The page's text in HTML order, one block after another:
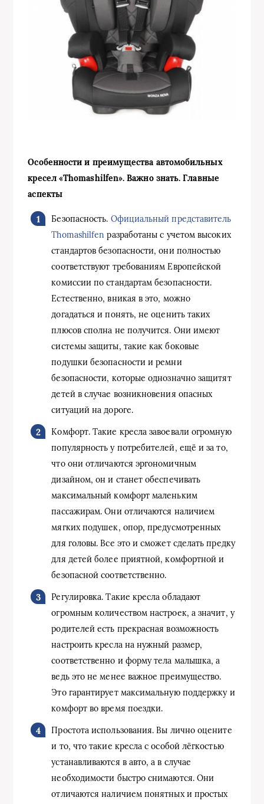
Особенности и преимущества автомобильных
кресел «Thomashilfen». Важно знать. Главные
аспекты
Безопасность. Официальный представитель
Thomashilfen разработаны с учетом высоких
стандартов безопасности, они полностью
соответствуют требованиям Европейской
комиссии по стандартам безопасности.
Естественно, вникая в это, можно
догадаться и понять, не оценить таких
плюсов сполна не получится. Они имеют
системы защиты, такие как боковые
подушки безопасности и ремни
безопасности, которые однозначно защитят
детей в случае возникновения опасных
ситуаций на дороге.
Комфорт. Такие кресла завоевали огромную
популярность у потребителей, ещё и за то,
что они отличаются эргономичным
дизайном, он и станет обеспечивать
максимальный комфорт маленьким
пассажирам. Они отличаются наличием
мягких подушек, опор, предусмотренных
для головы. Все это и сможет сделать предку
для детей более приятной, комфортной и
безопасной соответственно.
Регулировка. Такие кресла обладают
огромным количеством настроек, а значит, у
родителей есть прекрасная возможность
настроить кресла на нужный размер,
соответственно и форму тела малышка, а
ведь это не менее важное преимущество.
Это гарантирует максимальную поддержку и
комфорт во время поездки.
Простота использования. Вы лично оцените
и то, что такие кресла с особой лёгкостью
устанавливаются в авто, а в случае
необходимости быстро снимаются. Они
отличаются наличием понятных и простых